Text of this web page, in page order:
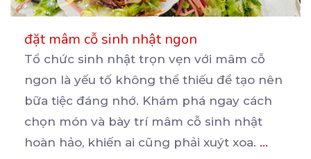
đặt mâm cỗ sinh nhật ngon
Tổ chức sinh nhật trọn vẹn với mâm cỗ
ngon là yếu tố không thể thiếu để tạo nên
bữa tiệc đáng nhớ. Khám phá ngay cách
chọn món và bày trí mâm cỗ sinh nhật
hoàn hảo, khiến ai cũng phải xuýt xoa. ...